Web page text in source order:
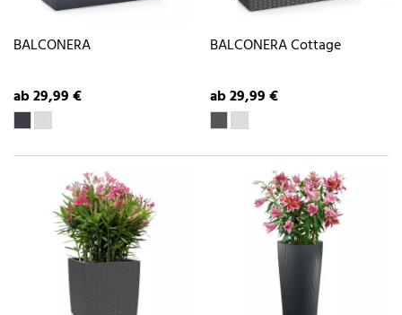
BALCONERA
ab 29,99 €
BALCONERA Cottage
ab 29,99 €